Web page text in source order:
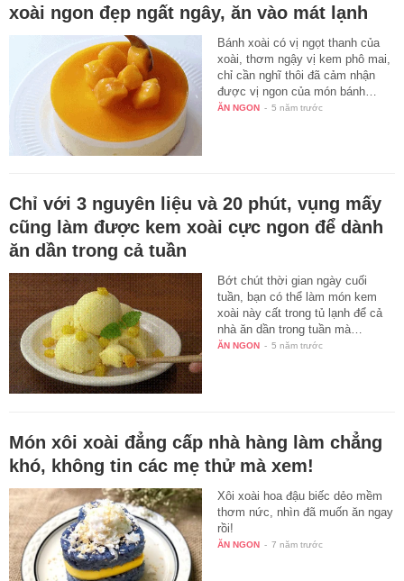
xoài ngon đẹp ngất ngây, ăn vào mát lạnh
Bánh xoài có vị ngọt thanh của
xoài, thơm ngậy vị kem phô mai,
chỉ cần nghĩ thôi đã cảm nhận
được vị ngon của món bánh…
ĂN NGON - 5 năm trước
Chỉ với 3 nguyên liệu và 20 phút, vụng mấy
cũng làm được kem xoài cực ngon để dành
ăn dần trong cả tuần
Bớt chút thời gian ngày cuối
tuần, bạn có thể làm món kem
xoài này cất trong tủ lạnh để cả
nhà ăn dần trong tuần mà…
ĂN NGON - 5 năm trước
Món xôi xoài đẳng cấp nhà hàng làm chẳng
khó, không tin các mẹ thử mà xem!
Xôi xoài hoa đậu biếc dẻo mềm
thơm nức, nhìn đã muốn ăn ngay
rồi!
ĂN NGON - 7 năm trước